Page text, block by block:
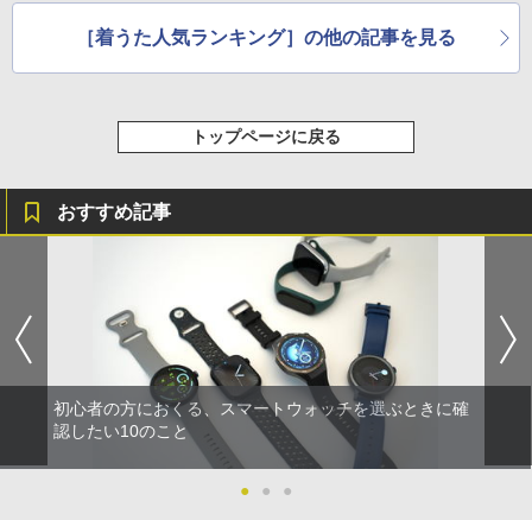
［着うた人気ランキング］の他の記事を見る
トップページに戻る
おすすめ記事
初心者の方におくる、スマートウォッチを選ぶときに確
認したい10のこと
● ● ●